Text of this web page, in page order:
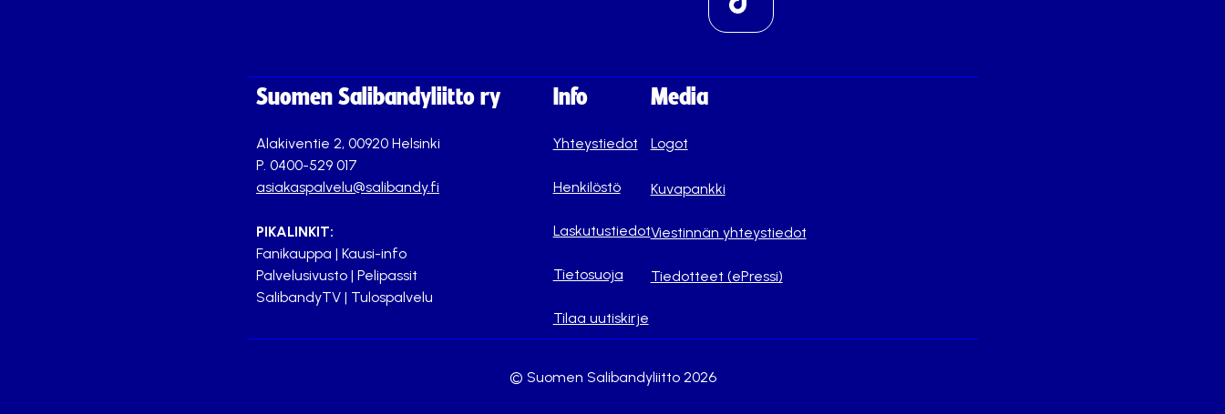
Suomen Salibandyliitto ry
Alakiventie 2, 00920 Helsinki
P. 0400-529 017
asiakaspalvelu@salibandy.fi
PIKALINKIT:
Fanikauppa | Kausi-info
Palvelusivusto | Pelipassit
SalibandyTV | Tulospalvelu
Info
Yhteystiedot
Henkilöstö
Laskutustiedot
Tietosuoja
Tilaa uutiskirje
Media
Logot
Kuvapankki
Viestinnän yhteystiedot
Tiedotteet (ePressi)
© Suomen Salibandyliitto 2026